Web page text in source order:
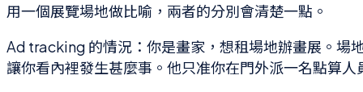
用一個展覽場地做比喻，兩者的分別會清楚一點。
Ad tracking 的情況：你是畫家，想租場地辦畫展。場
讓你看內裡發生甚麼事。他只准你在門外派一名點算